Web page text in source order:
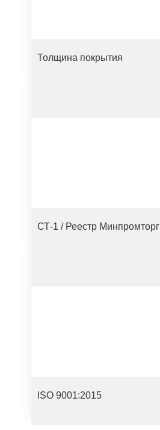
Толщина покрытия
СТ-1 / Реестр Минпромторг
ISO 9001:2015